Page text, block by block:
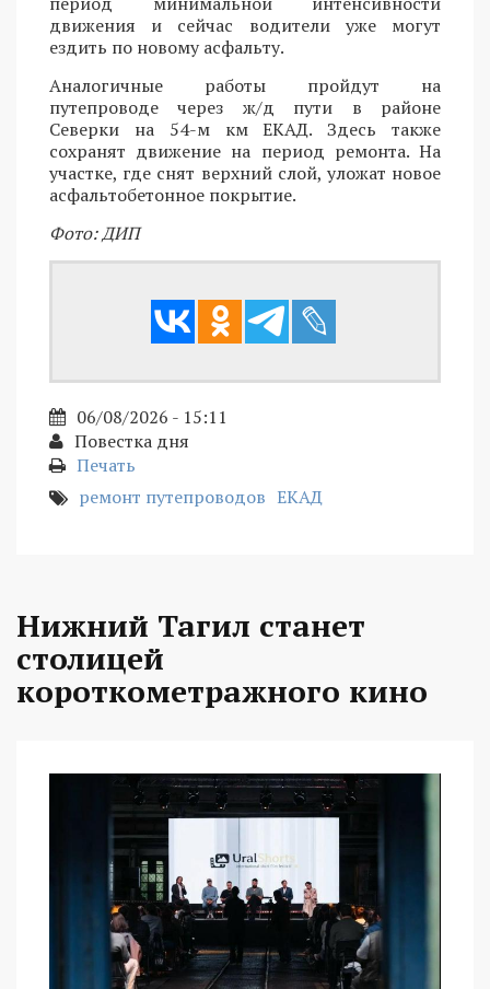
движения и сейчас водители уже могут
ездить по новому асфальту.
Аналогичные работы пройдут на
путепроводе через ж/д пути в районе
Северки на 54-м км ЕКАД. Здесь также
сохранят движение на период ремонта. На
участке, где снят верхний слой, уложат новое
асфальтобетонное покрытие.
Фото: ДИП
06/08/2026 - 15:11
Повестка дня
Печать
ремонт путепроводов ЕКАД
Нижний Тагил станет
столицей
короткометражного кино